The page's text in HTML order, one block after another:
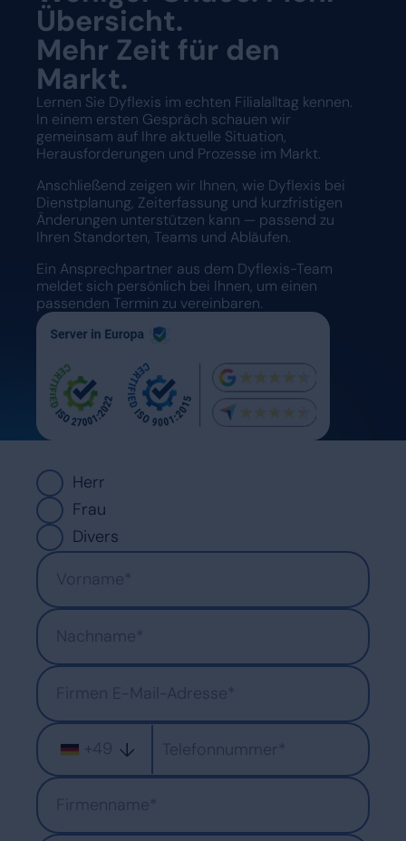
Übersicht.
Mehr Zeit für den
Markt.
Lernen Sie Dyflexis im echten Filialalltag kennen.
In einem ersten Gespräch schauen wir
gemeinsam auf Ihre aktuelle Situation,
Herausforderungen und Prozesse im Markt.
Anschließend zeigen wir Ihnen, wie Dyflexis bei
Dienstplanung, Zeiterfassung und kurzfristigen
Änderungen unterstützen kann — passend zu
Ihren Standorten, Teams und Abläufen.
Ein Ansprechpartner aus dem Dyflexis-Team
meldet sich persönlich bei Ihnen, um einen
passenden Termin zu vereinbaren.
Herr
Frau
Divers
+49